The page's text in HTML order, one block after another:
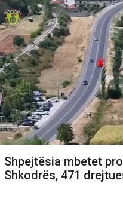
Shpejtësia mbetet
Shkodrës, 471